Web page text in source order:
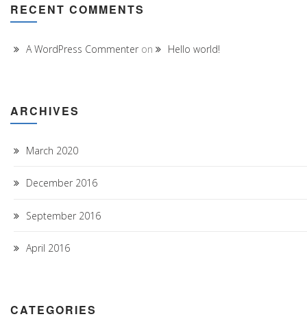
RECENT COMMENTS
A WordPress Commenter on Hello world!
ARCHIVES
March 2020
December 2016
September 2016
April 2016
CATEGORIES